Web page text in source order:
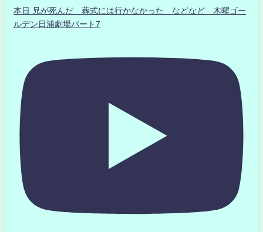
本日 兄が死んだ 葬式には行かなかった などなど 木曜ゴー
ルデン日浦劇場パート7